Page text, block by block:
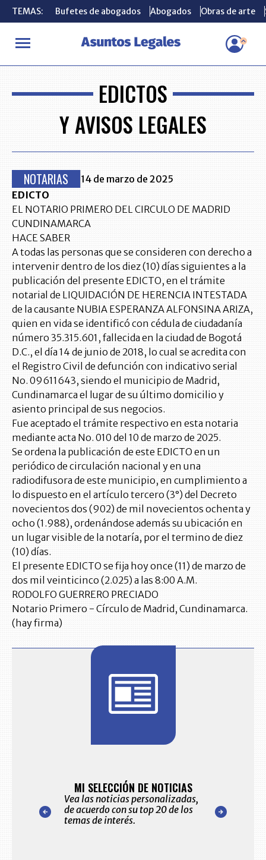
TEMAS: Bufetes de abogados Abogados Obras de arte
TEMAS: Bufetes de abogados Abogados Obras de arte
EDICTOS
Y AVISOS LEGALES
NOTARIAS
14 de marzo de 2025
EDICTO
EL NOTARIO PRIMERO DEL CIRCULO DE MADRID
CUNDINAMARCA
HACE SABER
A todas las personas que se consideren con derecho a
intervenir dentro de los diez (10) días siguientes a la
publicación del presente EDICTO, en el trámite
notarial de LIQUIDACIÓN DE HERENCIA INTESTADA
de la causante NUBIA ESPERANZA ALFONSINA ARIZA,
quien en vida se identificó con cédula de ciudadanía
número 35.315.601, fallecida en la ciudad de Bogotá
D.C., el día 14 de junio de 2018, lo cual se acredita con
el Registro Civil de defunción con indicativo serial
No. 09611643, siendo el municipio de Madrid,
Cundinamarca el lugar de su último domicilio y
asiento principal de sus negocios.
Fue aceptado el trámite respectivo en esta notaria
mediante acta No. 010 del 10 de marzo de 2025.
Se ordena la publicación de este EDICTO en un
periódico de circulación nacional y en una
radiodifusora de este municipio, en cumplimiento a
lo dispuesto en el artículo tercero (3°) del Decreto
novecientos dos (902) de mil novecientos ochenta y
ocho (1.988), ordenándose además su ubicación en
un lugar visible de la notaría, por el termino de diez
(10) días.
El presente EDICTO se fija hoy once (11) de marzo de
dos mil veinticinco (2.025) a las 8:00 A.M.
RODOLFO GUERRERO PRECIADO
Notario Primero - Círculo de Madrid, Cundinamarca.
(hay firma)
por
MI SELECCIÓN DE NOTICIAS
Vea las noticias personalizadas,
de acuerdo con su top 20 de los
temas de interés.
del
detallado de